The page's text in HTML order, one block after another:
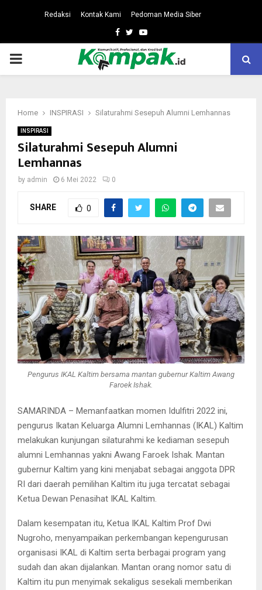
Redaksi Kontak Kami Pedoman Media Siber
Facebook
TwitterYoutube
PRIMARY
Home INSPIRASI Silaturahmi Sesepuh Alumni Lemhannas
INSPIRASI
Silaturahmi Sesepuh Alumni
Lemhannas
by admin 6 Mei 2022 0
SHARE 0
Pengurus IKAL Kaltim bersama mantan gubernur Kaltim Awang
Faroek Ishak.
SAMARINDA – Memanfaatkan momen Idulfitri 2022 ini,
pengurus Ikatan Keluarga Alumni Lemhannas (IKAL) Kaltim
melakukan kunjungan silaturahmi ke kediaman sesepuh
alumni Lemhannas yakni Awang Faroek Ishak. Mantan
gubernur Kaltim yang kini menjabat sebagai anggota DPR
RI dari daerah pemilihan Kaltim itu juga tercatat sebagai
Ketua Dewan Penasihat IKAL Kaltim.
Dalam kesempatan itu, Ketua IKAL Kaltim Prof Dwi
Nugroho, menyampaikan perkembangan kepengurusan
organisasi IKAL di Kaltim serta berbagai program yang
sudah dan akan dijalankan. Mantan orang nomor satu di
Kaltim itu pun menyimak sekaligus sesekali memberikan